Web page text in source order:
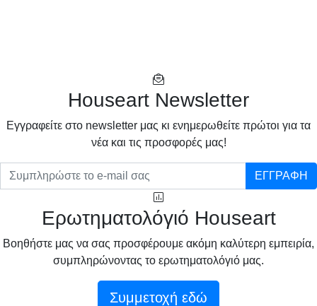
Houseart Newsletter
Eγγραφείτε στο newsletter μας κι ενημερωθείτε πρώτοι για τα
νέα και τις προσφορές μας!
ΕΓΓΡΑΦΗ
Ερωτηματολόγιό Houseart
Βοηθήστε μας να σας προσφέρουμε ακόμη καλύτερη εμπειρία,
συμπληρώνοντας το ερωτηματολόγιό μας.
Συμμετοχή εδώ